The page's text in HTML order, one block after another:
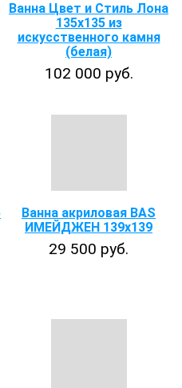
Ванна Цвет и Стиль Лона
135x135 из
искусственного камня
(белая)
102 000 руб.
Ванна акриловая BAS
ИМЕЙДЖЕН 139х139
29 500 руб.